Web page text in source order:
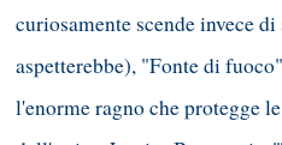
curiosamente scende invece
aspetterebbe), "Fonte di
l'enorme ragno che protegge